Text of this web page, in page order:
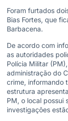
Foram furtados
Bias Fortes, que
Barbacena.
De acordo com
as autoridades
Polícia Militar
administração do
crime, informando
estrutura
PM, o local possui
investigações